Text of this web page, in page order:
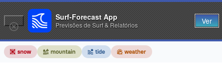
Surf-Forecast App
Previsões de Surf & Relatórios Ver